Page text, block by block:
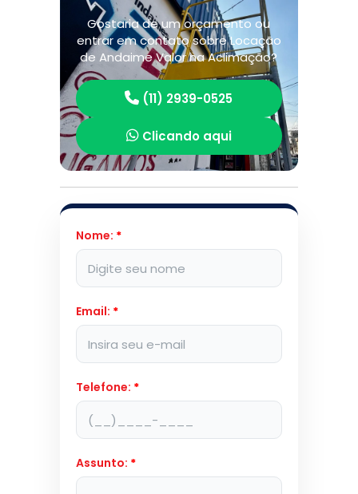
Gostaria de um orçamento ou
entrar em contato sobre Locação
de Andaime Valor na Aclimação?
(11) 2939-0525
Clicando aqui
Nome: *
Email: *
Telefone: *
Assunto: *